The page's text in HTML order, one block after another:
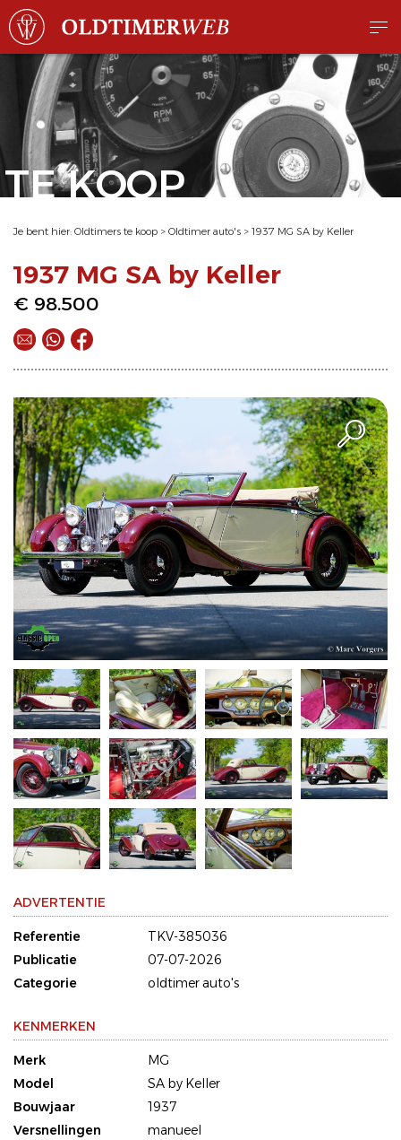
TE KOOP
Je bent hier: Oldtimers te koop > Oldtimer auto's > 1937 MG SA by Keller
1937 MG SA by Keller
€ 98.500
ADVERTENTIE
Referentie
TKV-385036
Publicatie
07-07-2026
Categorie
oldtimer auto's
KENMERKEN
Merk
MG
Model
SA by Keller
Bouwjaar
1937
Versnellingen
manueel